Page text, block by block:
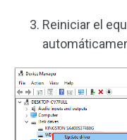
Reiniciar el